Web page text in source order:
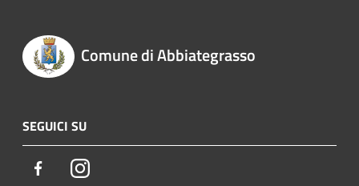
Comune di Abbiategrasso
SEGUICI SU
FacebookInstagram